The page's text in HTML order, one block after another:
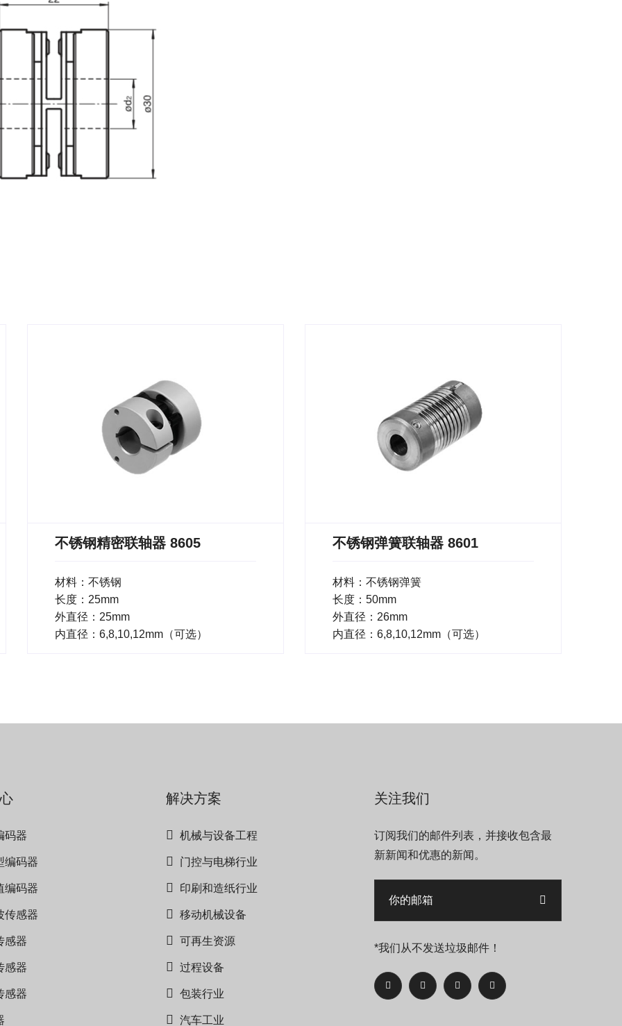
不锈钢精密联轴器 8605
材料：不锈钢
长度：25mm
外直径：25mm
内直径：6,8,10,12mm（可选）
不锈钢弹簧联轴器 8601
材料：不锈钢弹簧
长度：50mm
外直径：26mm
内直径：6,8,10,12mm（可选）
码器
编码器
编码器
传感器
感器
感器
感器
解决方案
机械与设备工程
门控与电梯行业
印刷和造纸行业
移动机械设备
可再生资源
过程设备
包装行业
汽车工业
关注我们
订阅我们的邮件列表，并接收包含最
新新闻和优惠的新闻。
*我们从不发送垃圾邮件！